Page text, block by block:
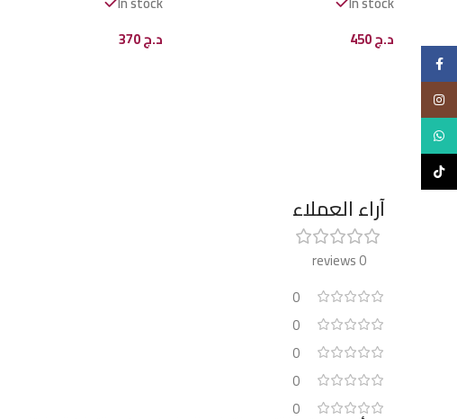
د.ج
د.ج
آراء العملاء
0 reviews
0
0
0
0
0